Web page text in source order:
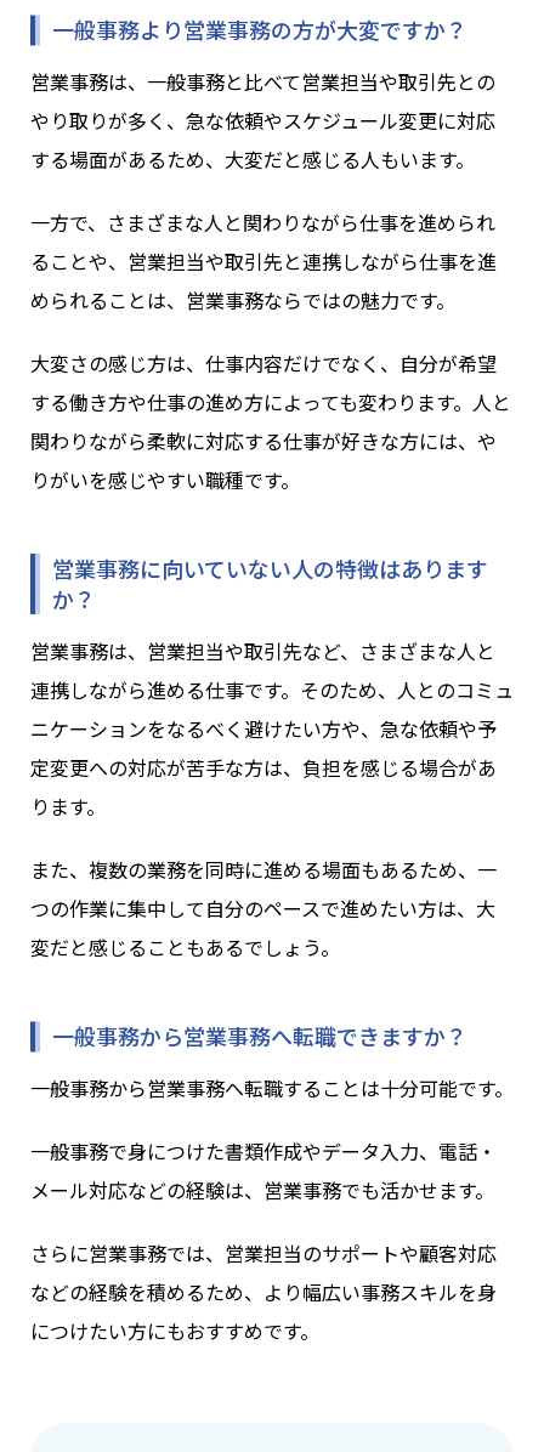
一般事務より営業事務の方が大変ですか？
営業事務は、一般事務と比べて営業担当や取引先との
やり取りが多く、急な依頼やスケジュール変更に対応
する場面があるため、大変だと感じる人もいます。
一方で、さまざまな人と関わりながら仕事を進められ
ることや、営業担当や取引先と連携しながら仕事を進
められることは、営業事務ならではの魅力です。
大変さの感じ方は、仕事内容だけでなく、自分が希望
する働き方や仕事の進め方によっても変わります。人と
関わりながら柔軟に対応する仕事が好きな方には、や
りがいを感じやすい職種です。
営業事務に向いていない人の特徴はあります
か？
営業事務は、営業担当や取引先など、さまざまな人と
連携しながら進める仕事です。そのため、人とのコミュ
ニケーションをなるべく避けたい方や、急な依頼や予
定変更への対応が苦手な方は、負担を感じる場合があ
ります。
また、複数の業務を同時に進める場面もあるため、一
つの作業に集中して自分のペースで進めたい方は、大
変だと感じることもあるでしょう。
一般事務から営業事務へ転職できますか？
一般事務から営業事務へ転職することは十分可能です。
一般事務で身につけた書類作成やデータ入力、電話・
メール対応などの経験は、営業事務でも活かせます。
さらに営業事務では、営業担当のサポートや顧客対応
などの経験を積めるため、より幅広い事務スキルを身
につけたい方にもおすすめです。